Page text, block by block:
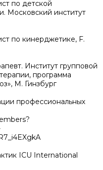
по детской
Московский институт
по кинерджетике, F.
Институт групповой
программа
М. Гинзбург
профессиональных
ICU International